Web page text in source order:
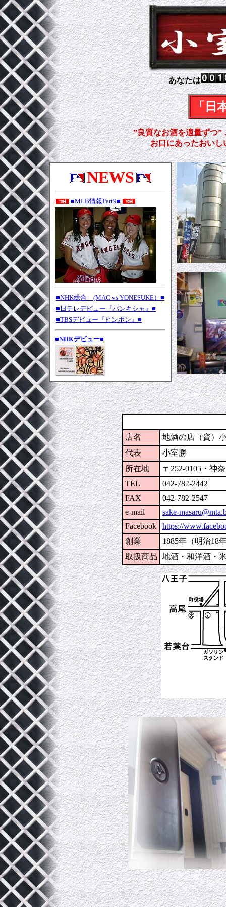
あなたは
「日
”良質なお酒を適量ずつ”
お口にあったおいし
NEWS
■MLB情報Part9■
■NHK総合 (MAC vs YONESUKE）■
■日テレデビュー『バンキシャ』■
■TBSデビュー『ピンポン』■
■NHKデビュー■
店名
地酒の店（資）
代表
小室勝
所在地
〒252-0105・神
TEL
042-782-2442
FAX
042-782-2547
e-mail
sake-
Facebook
https://
創業
1885年（明治18
取扱商品
地酒・和洋酒・